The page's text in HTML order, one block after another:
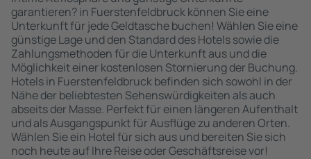
garantieren? in Fuerstenfeldbruck können Sie eine
Unterkunft für jede Geldtasche buchen! Wählen Sie eine
günstige Lage und den Standard des Hotels sowie die
Zahlungsmethoden für die Unterkunft aus und die
Möglichkeit einer kostenlosen Stornierung der Buchung.
Hotels in Fuerstenfeldbruck befinden sich sowohl in der
Nähe der beliebtesten Sehenswürdigkeiten als auch
abseits der Masse. Perfekt für einen längeren Aufenthalt
und als Ausgangspunkt für Ausflüge zu anderen Orten.
Wählen Sie ein Hotel für sich aus und bereiten Sie sich
noch heute auf Ihre Reise oder Geschäftsreise vor!